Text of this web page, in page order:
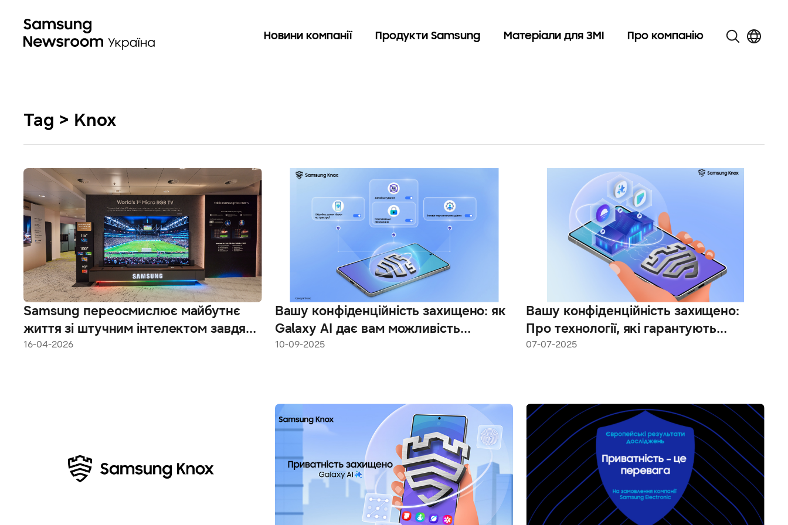
Новини компанії Продукти Samsung Матеріали для ЗМІ Про компанію
Tag > Knox
Samsung переосмислює майбутнє
життя зі штучним інтелектом завдяки
інноваціям у галузі телевізорів на
16-04-2026
Вашу конфіденційність захищено: як
Galaxy AI дає вам можливість
контролювати свої дані
10-09-2025
Вашу конфіденційність захищено:
Про технології, які гарантують
безпеку та персоналізацію Galaxy AI
07-07-2025